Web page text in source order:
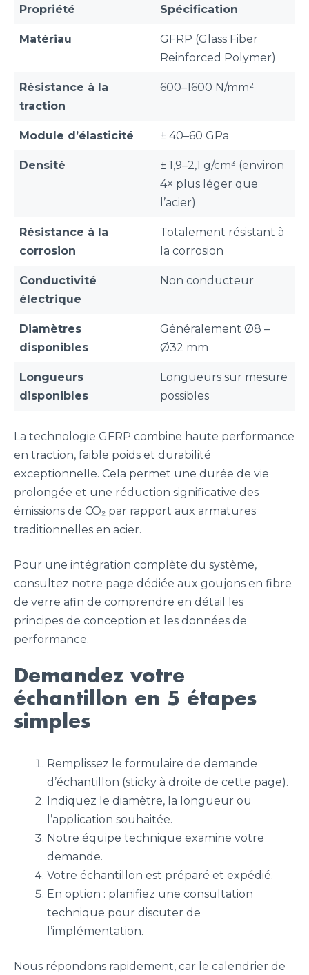
Propriété Spécification
Matériau
GFRP (Glass Fiber
Reinforced Polymer)
Résistance à la
traction
600–1600 N/mm²
Module d’élasticité ± 40–60 GPa
Densité
± 1,9–2,1 g/cm³ (environ
4× plus léger que
l’acier)
Résistance à la
corrosion
Totalement résistant à
la corrosion
Conductivité
électrique
Non conducteur
Diamètres
disponibles
Généralement Ø8 –
Ø32 mm
Longueurs
disponibles
Longueurs sur mesure
possibles
La technologie GFRP combine haute performance
en traction, faible poids et durabilité
exceptionnelle. Cela permet une durée de vie
prolongée et une réduction significative des
émissions de CO₂ par rapport aux armatures
traditionnelles en acier.
Pour une intégration complète du système,
consultez notre page dédiée aux goujons en fibre
de verre afin de comprendre en détail les
principes de conception et les données de
performance.
Demandez votre
échantillon en 5 étapes
simples
Remplissez le formulaire de demande
d’échantillon (sticky à droite de cette page).
Indiquez le diamètre, la longueur ou
l’application souhaitée.
Notre équipe technique examine votre
demande.
Votre échantillon est préparé et expédié.
En option : planifiez une consultation
technique pour discuter de
l’implémentation.
Nous répondons rapidement, car le calendrier de